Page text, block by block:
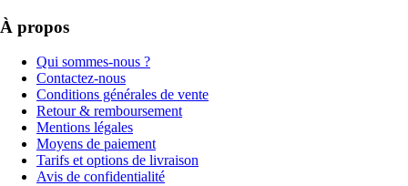
À propos
Qui sommes-nous ?
Contactez-nous
Conditions générales de vente
Retour & remboursement
Mentions légales
Moyens de paiement
Tarifs et options de livraison
Avis de confidentialité